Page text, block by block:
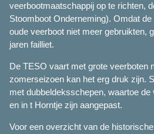
veerbootmaatschappij op te richten,
Stoomboot Onderneming). Omdat
oude veerboot niet meer gebruikten,
jaren failliet.
De TESO vaart met grote veerboten
zomerseizoen kan het erg druk zijn.
met dubbeldeksschepen, waartoe
en in t Horntje zijn aangepast.
Voor een overzicht van de